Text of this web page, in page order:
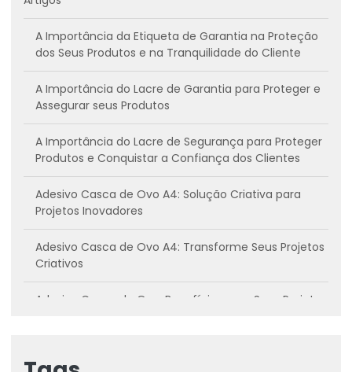
A Importância da Etiqueta de Garantia na Proteção
dos Seus Produtos e na Tranquilidade do Cliente
A Importância do Lacre de Garantia para Proteger e
Assegurar seus Produtos
A Importância do Lacre de Segurança para Proteger
Produtos e Conquistar a Confiança dos Clientes
Adesivo Casca de Ovo A4: Solução Criativa para
Projetos Inovadores
Adesivo Casca de Ovo A4: Transforme Seus Projetos
Criativos
Adesivo Casca de Ovo: Benefícios para Seus Projetos
como utilizar